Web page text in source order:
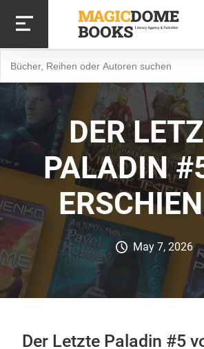
zum
Inhalt
DER
PALADIN
May 7, 2026
Der Letzte Paladin #5